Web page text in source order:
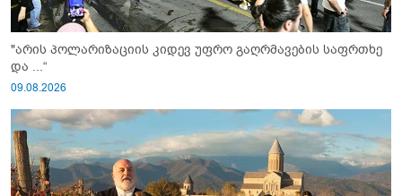
"არის პოლარიზაციის კიდევ უფრო გაღრმავების საფრთხე
და ...“
09.08.2026